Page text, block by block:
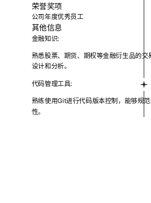
荣誉奖项
公司年度优秀员工
其他信息
金融知识:
熟悉股票、期货、期权等金融衍生品的
设计和分析。
代码管理工具:
熟练使用Git进行代码版本控制，能够规
性。